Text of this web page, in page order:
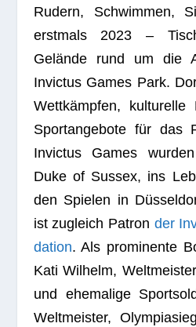
Rudern, Schwim­men,
erst­mals 2023 –
Gelände rund um die
Invic­tus Games Park.
Wett­kämp­fen,
Sport­an­ge­bote für das
Invic­tus Games
Duke of Sus­sex, ins
den Spie­len in
ist zugleich Patron der
da­tion. Als pro­mi­nente
Kati Wil­helm,
und ehe­ma­lige
Welt­meis­ter,